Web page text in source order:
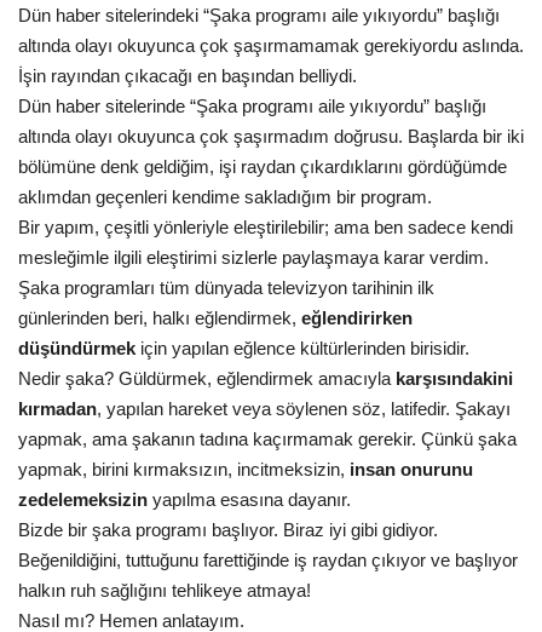
Gündem
Tekno Bilim
Ekonomi
Siyaset
Galeriler
Yaşam
Künye
Sağlık
İletişim
Kültür Sanat
Dün haber sitelerindeki “Şaka programı aile yıkıyordu” başlığı
altında olayı okuyunca çok şaşırmamamak gerekiyordu aslında.
İşin rayından çıkacağı en başından belliydi.
Dün haber sitelerinde “Şaka programı aile yıkıyordu” başlığı
altında olayı okuyunca çok şaşırmadım doğrusu. Başlarda bir iki
bölümüne denk geldiğim, işi raydan çıkardıklarını gördüğümde
aklımdan geçenleri kendime sakladığım bir program.
Bir yapım, çeşitli yönleriyle eleştirilebilir; ama ben sadece kendi
mesleğimle ilgili eleştirimi sizlerle paylaşmaya karar verdim.
Şaka programları tüm dünyada televizyon tarihinin ilk
günlerinden beri, halkı eğlendirmek, eğlendirirken
düşündürmek için yapılan eğlence kültürlerinden birisidir.
Nedir şaka? Güldürmek, eğlendirmek amacıyla karşısındakini
kırmadan, yapılan hareket veya söylenen söz, latifedir. Şakayı
yapmak, ama şakanın tadına kaçırmamak gerekir. Çünkü şaka
yapmak, birini kırmaksızın, incitmeksizin, insan onurunu
zedelemeksizin yapılma esasına dayanır.
Bizde bir şaka programı başlıyor. Biraz iyi gibi gidiyor.
Beğenildiğini, tuttuğunu farettiğinde iş raydan çıkıyor ve başlıyor
halkın ruh sağlığını tehlikeye atmaya!
Nasıl mı? Hemen anlatayım.